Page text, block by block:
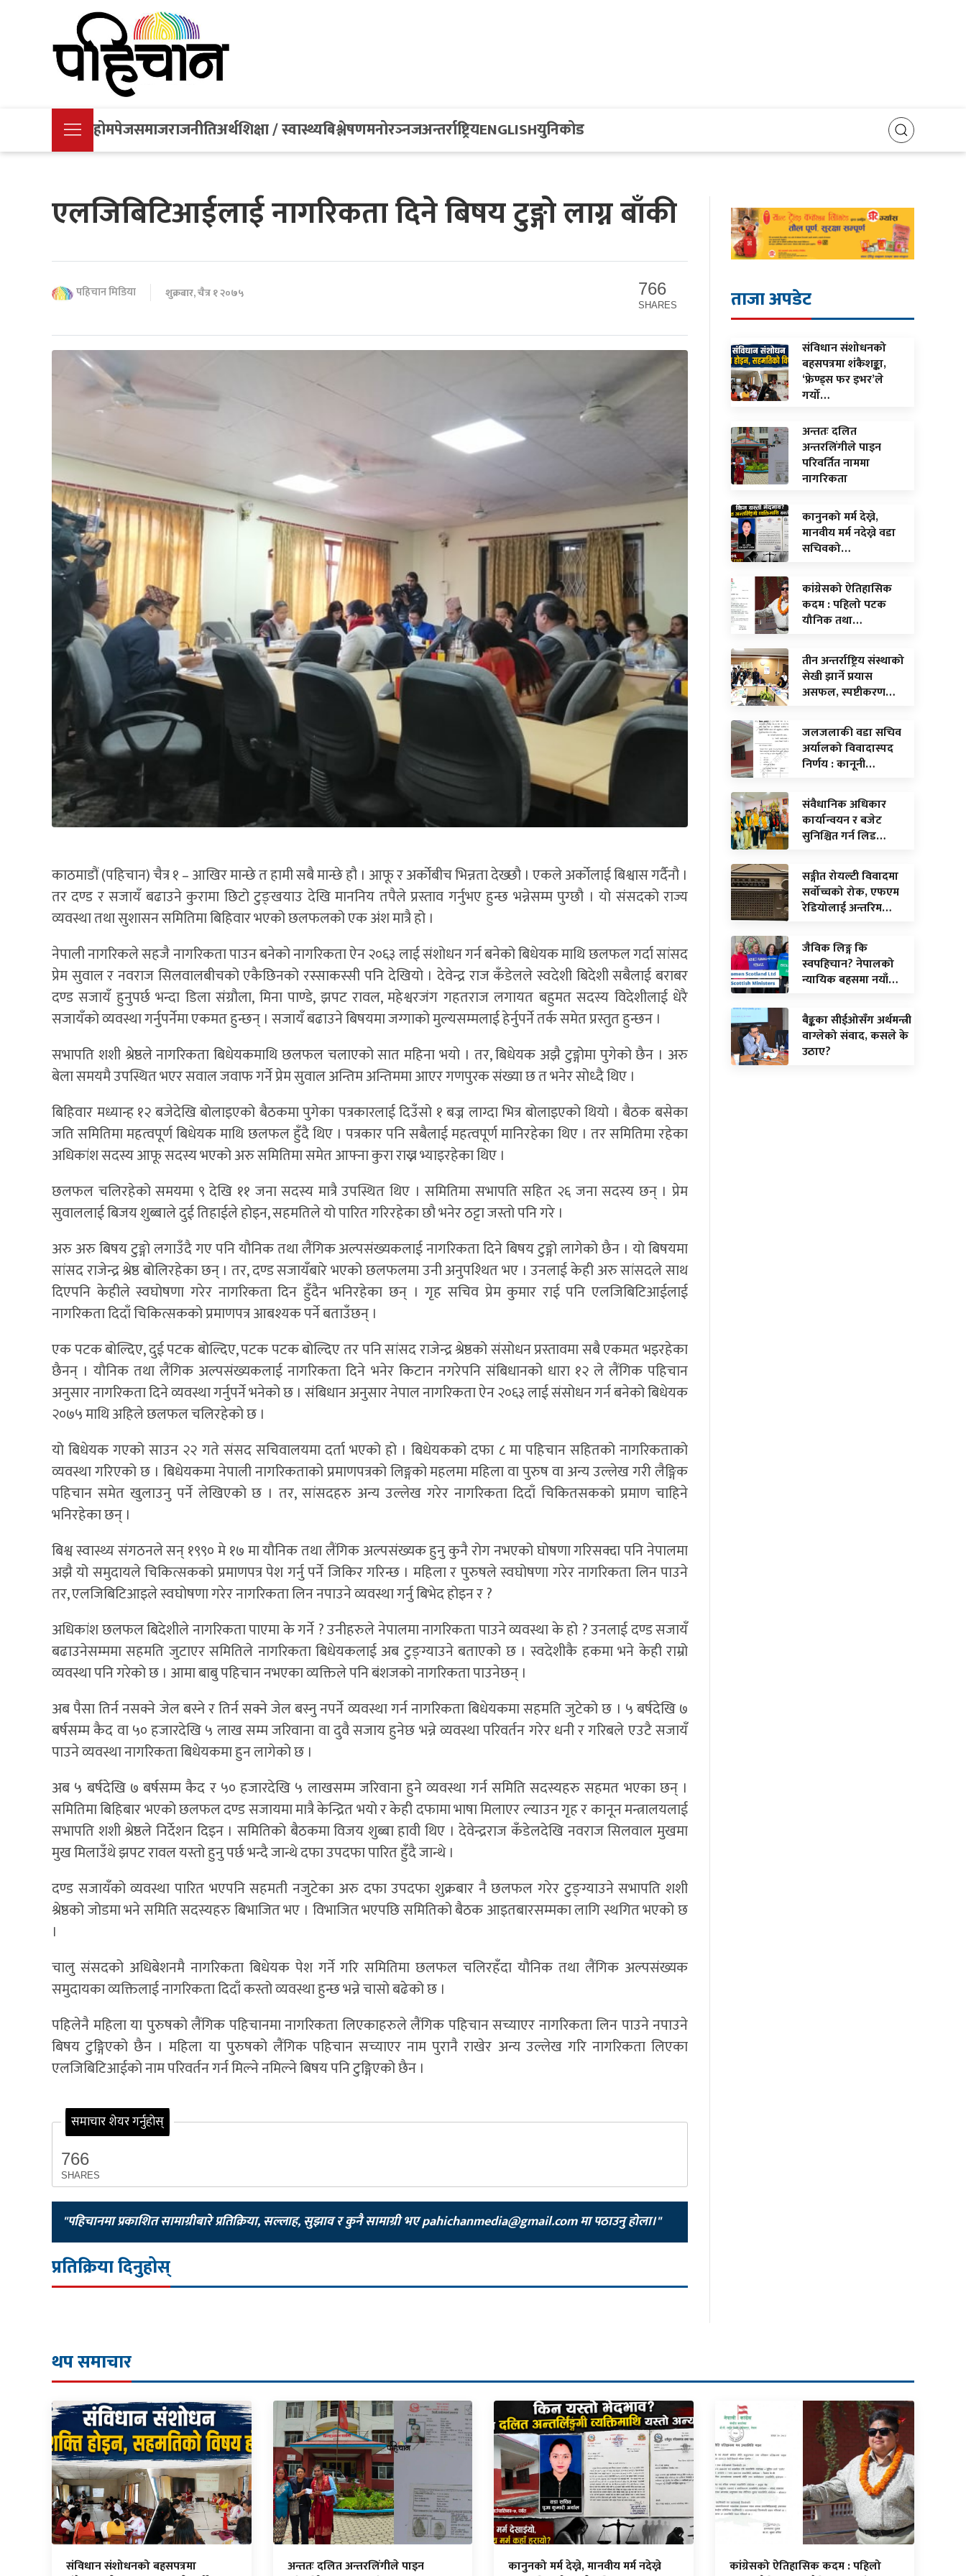
होमपेजसमाजराजनीतिअर्थशिक्षा / स्वास्थ्यबिश्लेषणमनोरञ्नजअन्तर्राष्ट्रियENGLISHयुनिकोड
एलजिबिटिआईलाई नागरिकता दिने बिषय टुङ्गो लाग्न बाँकी
पहिचान मिडिया शुक्रबार, चैत्र १ २०७५ 766
SHARES
काठमाडौं (पहिचान) चैत्र १ – आखिर मान्छे त हामी सबै मान्छे हौ । आफू र अर्कोबीच भिन्नता देख्छौ । एकले अर्कोलाई बिश्वास गर्दैनौ ।
तर दण्ड र सजायँ बढाउने कुरामा छिटो टुङ्खयाउ देखि माननिय तपैले प्रस्ताव गर्नुभए हुन्छ भन्नेसम्म पुग्छौ । यो संसदको राज्य
व्यवस्था तथा सुशासन समितिमा बिहिवार भएको छलफलको एक अंश मात्रै हो ।
नेपाली नागरिकले सहजै नागरिकता पाउन बनेको नागरिकता ऐन २०६३ लाई संशोधन गर्न बनेको बिधेयक माथि छलफल गर्दा सांसद
प्रेम सुवाल र नवराज सिलवालबीचको एकैछिनको रस्साकस्सी पनि देखियो । देवेन्द्र राज कँडेलले स्वदेशी बिदेशी सबैलाई बराबर
दण्ड सजायँ हुनुपर्छ भन्दा डिला संग्रौला, मिना पाण्डे, झपट रावल, महेश्वरजंग गहतराज लगायत बहुमत सदस्य विदेशीलाई धेरै
सजायँको व्यवस्था गर्नुपर्नेमा एकमत हुन्छन् । सजायँ बढाउने बिषयमा जग्गाको मुल्यसम्मलाई हेर्नुपर्ने तर्क समेत प्रस्तुत हुन्छन ।
सभापति शशी श्रेष्ठले नागरिकता बिधेयकमाथि छलफल चलाएको सात महिना भयो । तर, बिधेयक अझै टुङ्गोमा पुगेको छैन । अरु
बेला समयमै उपस्थित भएर सवाल जवाफ गर्ने प्रेम सुवाल अन्तिम अन्तिममा आएर गणपुरक संख्या छ त भनेर सोध्दै थिए ।
बिहिवार मध्यान्ह १२ बजेदेखि बोलाइएको बैठकमा पुगेका पत्रकारलाई दिउँसो १ बज्न लाग्दा भित्र बोलाइएको थियो । बैठक बसेका
जति समितिमा महत्वपूर्ण बिधेयक माथि छलफल हुँदै थिए । पत्रकार पनि सबैलाई महत्वपूर्ण मानिरहेका थिए । तर समितिमा रहेका
अधिकांश सदस्य आफू सदस्य भएको अरु समितिमा समेत आफ्ना कुरा राख्न भ्याइरहेका थिए ।
छलफल चलिरहेको समयमा ९ देखि ११ जना सदस्य मात्रै उपस्थित थिए । समितिमा सभापति सहित २६ जना सदस्य छन् । प्रेम
सुवाललाई बिजय शुब्बाले दुई तिहाईले होइन, सहमतिले यो पारित गरिरहेका छौ भनेर ठट्टा जस्तो पनि गरे ।
अरु अरु बिषय टुङ्गो लगाउँदै गए पनि यौनिक तथा लैंगिक अल्पसंख्यकलाई नागरिकता दिने बिषय टुङ्गो लागेको छैन । यो बिषयमा
सांसद राजेन्द्र श्रेष्ठ बोलिरहेका छन् । तर, दण्ड सजायँबारे भएको छलफलमा उनी अनुपश्थित भए । उनलाई केही अरु सांसदले साथ
दिएपनि केहीले स्वघोषणा गरेर नागरिकता दिन हुँदैन भनिरहेका छन् । गृह सचिव प्रेम कुमार राई पनि एलजिबिटिआईलाई
नागरिकता दिदाँ चिकित्सकको प्रमाणपत्र आबश्यक पर्ने बताउँछन् ।
एक पटक बोल्दिए, दुई पटक बोल्दिए, पटक पटक बोल्दिए तर पनि सांसद राजेन्द्र श्रेष्ठको संसोधन प्रस्तावमा सबै एकमत भइरहेका
छैनन् । यौनिक तथा लैंगिक अल्पसंख्यकलाई नागरिकता दिने भनेर किटान नगरेपनि संबिधानको धारा १२ ले लैंगिक पहिचान
अनुसार नागरिकता दिने व्यवस्था गर्नुपर्ने भनेको छ । संबिधान अनुसार नेपाल नागरिकता ऐन २०६३ लाई संसोधन गर्न बनेको बिधेयक
२०७५ माथि अहिले छलफल चलिरहेको छ ।
यो बिधेयक गएको साउन २२ गते संसद सचिवालयमा दर्ता भएको हो । बिधेयकको दफा ८ मा पहिचान सहितको नागरिकताको
व्यवस्था गरिएको छ । बिधेयकमा नेपाली नागरिकताको प्रमाणपत्रको लिङ्गको महलमा महिला वा पुरुष वा अन्य उल्लेख गरी लैङ्गिक
पहिचान समेत खुलाउनु पर्ने लेखिएको छ । तर, सांसदहरु अन्य उल्लेख गरेर नागरिकता दिदाँ चिकितसकको प्रमाण चाहिने
भनिरहेका छन् ।
बिश्व स्वास्थ्य संगठनले सन् १९९० मे १७ मा यौनिक तथा लैंगिक अल्पसंख्यक हुनु कुनै रोग नभएको घोषणा गरिसक्दा पनि नेपालमा
अझै यो समुदायले चिकित्सकको प्रमाणपत्र पेश गर्नु पर्ने जिकिर गरिन्छ । महिला र पुरुषले स्वघोषणा गरेर नागरिकता लिन पाउने
तर, एलजिबिटिआइले स्वघोषणा गरेर नागरिकता लिन नपाउने व्यवस्था गर्नु बिभेद होइन र ?
अधिकांश छलफल बिदेशीले नागरिकता पाएमा के गर्ने ? उनीहरुले नेपालमा नागरिकता पाउने व्यवस्था के हो ? उनलाई दण्ड सजायँ
बढाउनेसम्ममा सहमति जुटाएर समितिले नागरिकता बिधेयकलाई अब टुङ्ग्याउने बताएको छ । स्वदेशीकै हकमा भने केही राम्रो
व्यवस्था पनि गरेको छ । आमा बाबु पहिचान नभएका व्यक्तिले पनि बंशजको नागरिकता पाउनेछन् ।
अब पैसा तिर्न नसक्ने जेल बस्ने र तिर्न सक्ने जेल बस्नु नपर्ने व्यवस्था गर्न नागरिकता बिधेयकमा सहमति जुटेको छ । ५ बर्षदेखि ७
बर्षसम्म कैद वा ५० हजारदेखि ५ लाख सम्म जरिवाना वा दुवै सजाय हुनेछ भन्ने व्यवस्था परिवर्तन गरेर धनी र गरिबले एउटै सजायँ
पाउने व्यवस्था नागरिकता बिधेयकमा हुन लागेको छ ।
अब ५ बर्षदेखि ७ बर्षसम्म कैद र ५० हजारदेखि ५ लाखसम्म जरिवाना हुने व्यवस्था गर्न समिति सदस्यहरु सहमत भएका छन् ।
समितिमा बिहिबार भएको छलफल दण्ड सजायमा मात्रै केन्द्रित भयो र केही दफामा भाषा मिलाएर ल्याउन गृह र कानून मन्त्रालयलाई
सभापति शशी श्रेष्ठले निर्देशन दिइन । समितिको बैठकमा विजय शुब्बा हावी थिए । देवेन्द्रराज कँडेलदेखि नवराज सिलवाल मुखमा
मुख मिलाउँथे झपट रावल यस्तो हुनु पर्छ भन्दै जान्थे दफा उपदफा पारित हुँदै जान्थे ।
दण्ड सजायँको व्यवस्था पारित भएपनि सहमती नजुटेका अरु दफा उपदफा शुक्रबार नै छलफल गरेर टुङ्ग्याउने सभापति शशी
श्रेष्ठको जोडमा भने समिति सदस्यहरु बिभाजित भए । विभाजित भएपछि समितिको बैठक आइतबारसम्मका लागि स्थगित भएको छ
।
चालु संसदको अधिबेशनमै नागरिकता बिधेयक पेश गर्ने गरि समितिमा छलफल चलिरहँदा यौनिक तथा लैंगिक अल्पसंख्यक
समुदायका व्यक्तिलाई नागरिकता दिदाँ कस्तो व्यवस्था हुन्छ भन्ने चासो बढेको छ ।
पहिलेनै महिला या पुरुषको लैंगिक पहिचानमा नागरिकता लिएकाहरुले लैंगिक पहिचान सच्याएर नागरिकता लिन पाउने नपाउने
बिषय टुङ्गिएको छैन । महिला या पुरुषको लैंगिक पहिचान सच्याएर नाम पुरानै राखेर अन्य उल्लेख गरि नागरिकता लिएका
एलजिबिटिआईको नाम परिवर्तन गर्न मिल्ने नमिल्ने बिषय पनि टुङ्गिएको छैन ।
समाचार शेयर गर्नुहोस्
766
SHARES
"पहिचानमा प्रकाशित सामाग्रीबारे प्रतिक्रिया, सल्लाह, सुझाव र कुनै सामाग्री भएpahichanmedia@gmail.comमा पठाउनु होला।"
प्रतिक्रिया दिनुहोस्
ताजा अपडेट
संविधान संशोधनको
बहसपत्रमा शंकैशङ्का,
‘फ्रेण्ड्स फर इभर’ले
गर्यो…
अन्ततः दलित
अन्तरलिंगीले पाइन
परिवर्तित नाममा
नागरिकता
कानुनको मर्म देख्ने,
मानवीय मर्म नदेख्ने वडा
सचिवको…
कांग्रेसको ऐतिहासिक
कदम : पहिलो पटक
यौनिक तथा…
तीन अन्तर्राष्ट्रिय संस्थाको
सेखी झार्ने प्रयास
असफल, स्पष्टीकरण…
जलजलाकी वडा सचिव
अर्यालको विवादास्पद
निर्णय : कानूनी…
संवैधानिक अधिकार
कार्यान्वयन र बजेट
सुनिश्चित गर्न लिड…
सङ्गीत रोयल्टी विवादमा
सर्वोच्चको रोक, एफएम
रेडियोलाई अन्तरिम…
जैविक लिङ्ग कि
स्वपहिचान? नेपालको
न्यायिक बहसमा नयाँ…
बैङ्कका सीईओसँग अर्थमन्त्री
वाग्लेको संवाद, कसले के
उठाए?
थप समाचार
संविधान संशोधनको बहसपत्रमा
अन्ततः दलित अन्तरलिंगीले पाइन
कानुनको मर्म देख्ने, मानवीय मर्म नदेख्ने
कांग्रेसको ऐतिहासिक कदम : पहिलो